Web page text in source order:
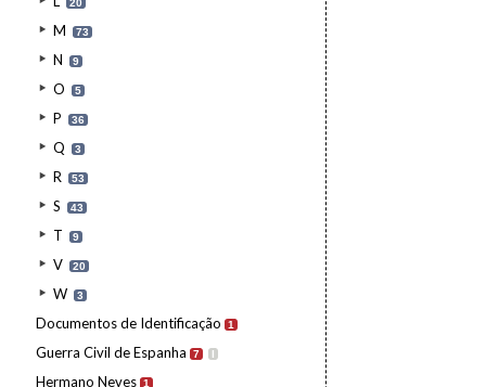
20
M 73
N 9
O 5
P 36
Q 3
R 53
S 43
T 9
V 20
W 3
Documentos de Identificação 1
Guerra Civil de Espanha 7 I
Hermano Neves 1